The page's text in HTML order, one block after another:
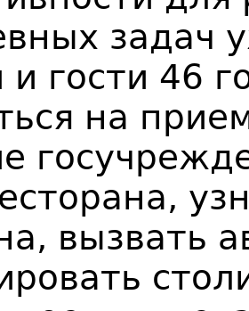
задач
гости 46
на
вызвать